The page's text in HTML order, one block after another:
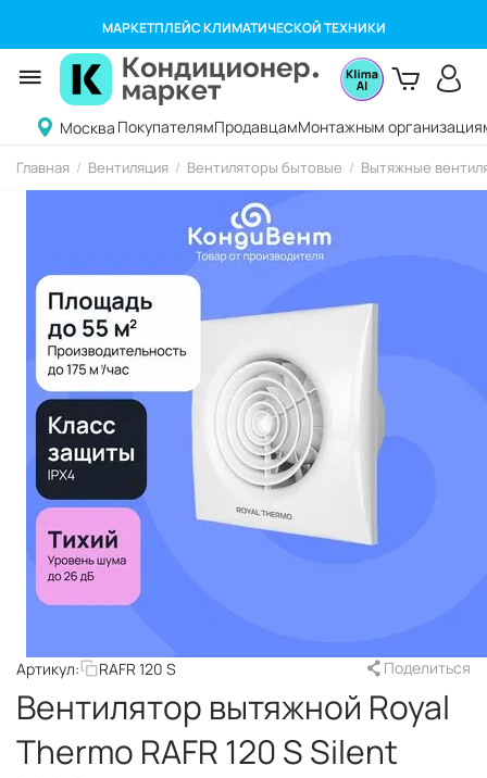
МАРКЕТПЛЕЙС КЛИМАТИЧЕСКОЙ ТЕХНИКИ
Москва ПокупателямПродавцамМонтажным
Главная / Вентиляция / Вентиляторы бытовые / Вытяжные
Артикул: RAFR 120 S Поделиться
Вентилятор вытяжной Royal
Thermo RAFR 120 S Silent